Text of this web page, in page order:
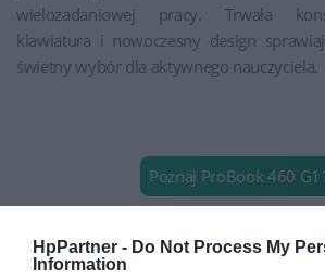
HpPartner - Do Not Process My
Information
wielozadaniowej pracy. Trwała
klawiatura i nowoczesny design
świetny wybór dla aktywnego nauczyciela.
Poznaj ProBook 460 G11